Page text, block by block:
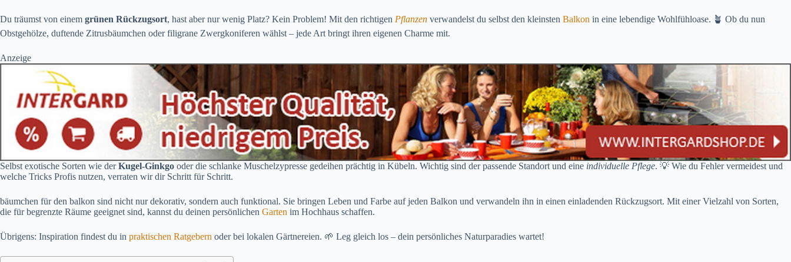
Du träumst von einem grünen Rückzugsort, hast aber nur wenig Platz? Kein Problem! Mit den richtigen Pflanzen verwandelst du selbst den kleinsten Balkon in eine lebendige Wohlfühloase. 🪴 Ob du nun
Obstgehölze, duftende Zitrusbäumchen oder filigrane Zwergkoniferen wählst – jede Art bringt ihren eigenen Charme mit.
Anzeige
Selbst exotische Sorten wie derKugel-Ginkgo oder die schlanke Muschelzypresse gedeihen prächtig in Kübeln. Wichtig sind der passende Standort und eine individuelle Pflege. 💡 Wie du Fehler vermeidest und
welche Tricks Profis nutzen, verraten wir dir Schritt für Schritt.
bäumchen für den balkon sind nicht nur dekorativ, sondern auch funktional. Sie bringen Leben und Farbe auf jeden Balkon und verwandeln ihn in einen einladenden Rückzugsort. Mit einer Vielzahl von Sorten,
die für begrenzte Räume geeignet sind, kannst du deinen persönlichen Garten im Hochhaus schaffen.
Übrigens: Inspiration findest du in praktischen Ratgebern oder bei lokalen Gärtnereien. 🌱 Leg gleich los – dein persönliches Naturparadies wartet!